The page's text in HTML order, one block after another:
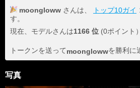
moongloww さんは、 トップ10ガイ
す。
現在、モデルさんは1166 位 (0ポイント
トークンを送ってmoonglowwを勝利に
写真